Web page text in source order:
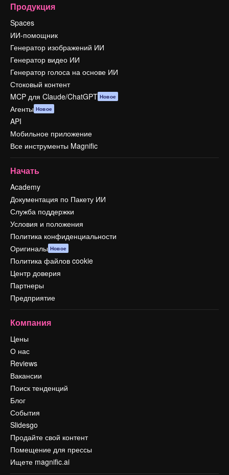
Продукция
Spaces
ИИ-помощник
Генератор изображений ИИ
Генератор видео ИИ
Генератор голоса на основе ИИ
Стоковый контент
MCP для Claude/ChatGPT Новое
Агенты Новое
API
Мобильное приложение
Все инструменты Magnific
Начать
Academy
Документация по Пакету ИИ
Служба поддержки
Условия и положения
Политика конфиденциальности
Оригиналы Новое
Политика файлов cookie
Центр доверия
Партнеры
Предприятие
Компания
Цены
О нас
Reviews
Вакансии
Поиск тенденций
Блог
События
Slidesgo
Продайте свой контент
Помещение для прессы
Ищете magnific.ai